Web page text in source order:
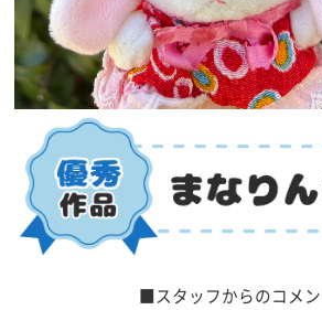
■スタッフからのコメ